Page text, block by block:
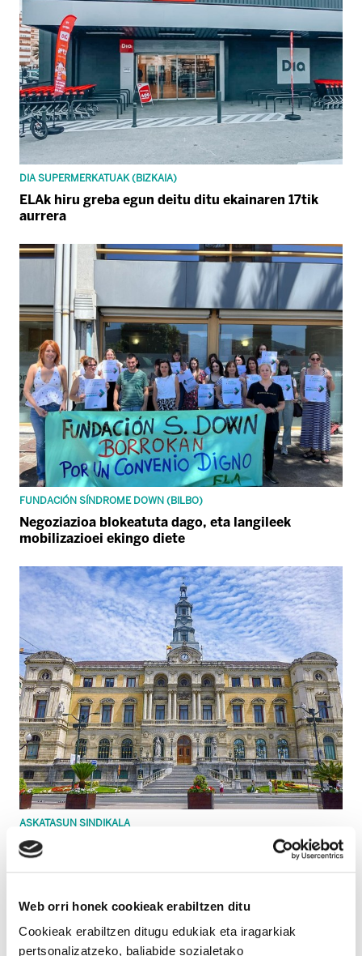
Web orri honek cookieak erabiltzen ditu
Cookieak erabiltzen ditugu edukiak eta iragarkiak
pertsonalizatzeko, baliabide sozialetako
DIA SUPERMERKATUAK (BIZKAIA)
ELAk hiru greba egun deitu ditu ekainaren 17tik
aurrera
FUNDACIÓN SÍNDROME DOWN (BILBO)
Negoziazioa blokeatuta dago, eta langileek
mobilizazioei ekingo diete
ASKATASUN SINDIKALA
Justiziak bertan behera utzi du Bilboko Udalean
protesta egiteagatik Accionako langile bati
ezarritako isuna